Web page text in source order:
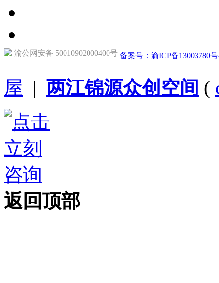
渝公网安备 50010902000400号 备案号：渝ICP备13003780
屋 | 两江锦源众创空间 (
返回顶部